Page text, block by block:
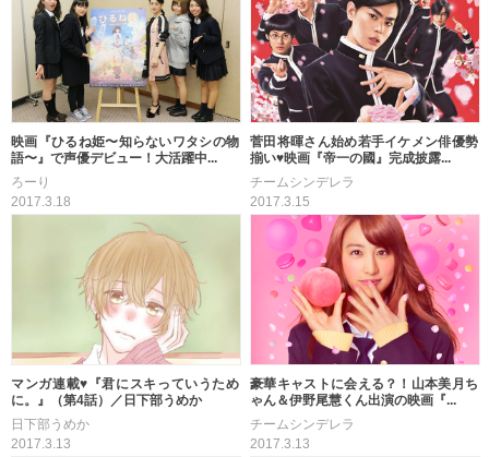
映画『ひるね姫〜知らないワタシの物
語〜』で声優デビュー！大活躍中...
ろーり
2017.3.18
菅田将暉さん始め若手イケメン俳優勢
揃い♥映画『帝一の國』完成披露...
チームシンデレラ
2017.3.15
マンガ連載♥『君にスキっていうため
に。』（第4話）／日下部うめか
日下部うめか
2017.3.13
豪華キャストに会える？！山本美月ち
ゃん＆伊野尾慧くん出演の映画『...
チームシンデレラ
2017.3.13